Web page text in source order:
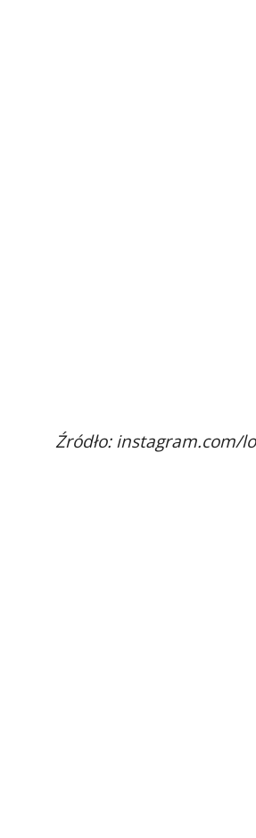
Źródło: instagram.com/